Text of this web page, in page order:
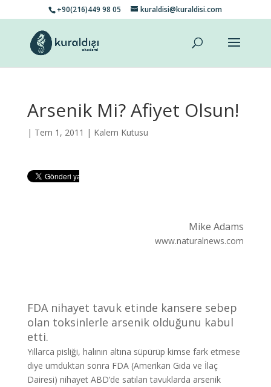
+90(216)449 98 05 kuraldisi@kuraldisi.com
Arsenik Mi? Afiyet Olsun!
| Tem 1, 2011 | Kalem Kutusu
Mike Adams
www.naturalnews.com
FDA nihayet tavuk etinde kansere sebep
olan toksinlerle arsenik olduğunu kabul
etti.
Yıllarca pisliği, halının altına süpürüp kimse fark etmese
diye umduktan sonra FDA (Amerikan Gıda ve İlaç
Dairesi) nihayet ABD’de satılan tavuklarda arsenik